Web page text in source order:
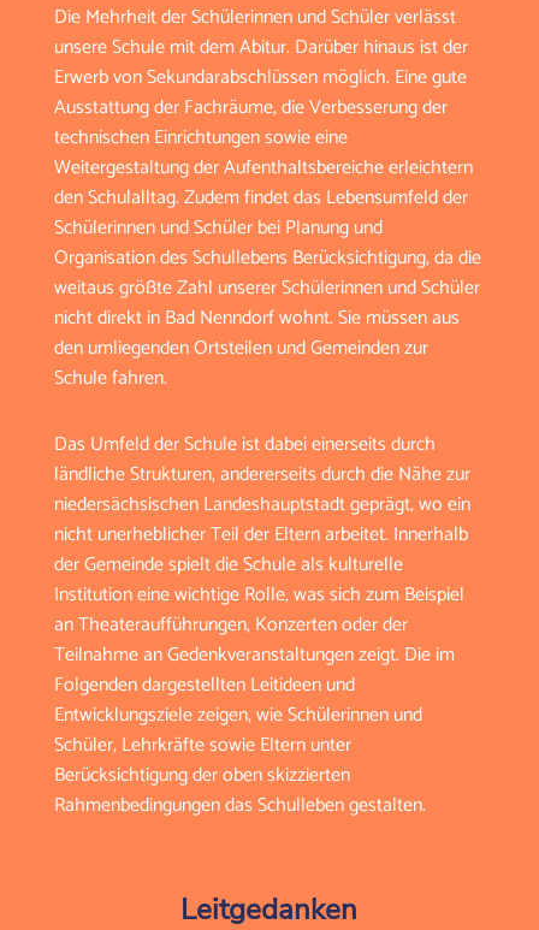
Die Mehrheit der Schülerinnen und Schüler verlässt
unsere Schule mit dem Abitur. Darüber hinaus ist der
Erwerb von Sekundarabschlüssen möglich. Eine gute
Ausstattung der Fachräume, die Verbesserung der
technischen Einrichtungen sowie eine
Weitergestaltung der Aufenthaltsbereiche erleichtern
den Schulalltag. Zudem findet das Lebensumfeld der
Schülerinnen und Schüler bei Planung und
Organisation des Schullebens Berücksichtigung, da die
weitaus größte Zahl unserer Schülerinnen und Schüler
nicht direkt in Bad Nenndorf wohnt. Sie müssen aus
den umliegenden Ortsteilen und Gemeinden zur
Schule fahren.
Das Umfeld der Schule ist dabei einerseits durch
ländliche Strukturen, andererseits durch die Nähe zur
niedersächsischen Landeshauptstadt geprägt, wo ein
nicht unerheblicher Teil der Eltern arbeitet. Innerhalb
der Gemeinde spielt die Schule als kulturelle
Institution eine wichtige Rolle, was sich zum Beispiel
an Theateraufführungen, Konzerten oder der
Teilnahme an Gedenkveranstaltungen zeigt. Die im
Folgenden dargestellten Leitideen und
Entwicklungsziele zeigen, wie Schülerinnen und
Schüler, Lehrkräfte sowie Eltern unter
Berücksichtigung der oben skizzierten
Rahmenbedingungen das Schulleben gestalten.
Leitgedanken